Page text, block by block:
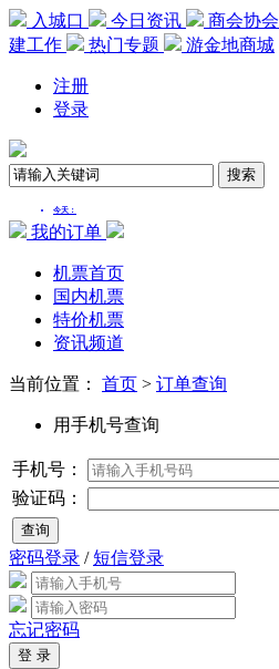
入城口 今日资讯 商会协会
建工作
热门专题 游金地商城
注册
登录
我的订单
机票首页
国内机票
特价机票
资讯频道
当前位置： 首页 > 订单查询
用手机号查询
手机号：
验证码：
密码登录 /短信登录
忘记密码